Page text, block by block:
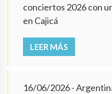
conciertos 2026 con
en Cajicá
LEER MÁS
16/06/2026-